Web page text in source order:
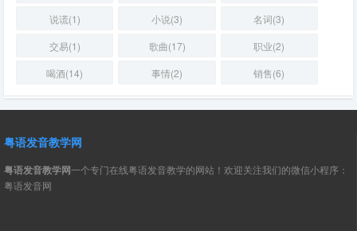
说谎(1)
小说(3)
名词(3)
交易(1)
歌曲(17)
职业(2)
喝酒(14)
事情(2) 销售(6)
粤语发音教学网
粤语发音教学网一个专门在线粤语发音教学的网站！欢迎关注我们的微信小程序：
粤语发音网